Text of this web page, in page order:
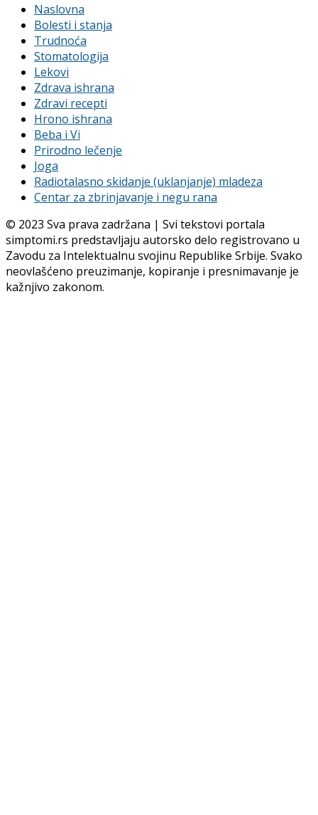
Naslovna
Bolesti i stanja
Trudnoća
Stomatologija
Lekovi
Zdrava ishrana
Zdravi recepti
Hrono ishrana
Beba i Vi
Prirodno lečenje
Joga
Radiotalasno skidanje (uklanjanje) mladeza
Centar za zbrinjavanje i negu rana
© 2023 Sva prava zadržana | Svi tekstovi portala
simptomi.rs predstavljaju autorsko delo registrovano u
Zavodu za Intelektualnu svojinu Republike Srbije. Svako
neovlašćeno preuzimanje, kopiranje i presnimavanje je
kažnjivo zakonom.